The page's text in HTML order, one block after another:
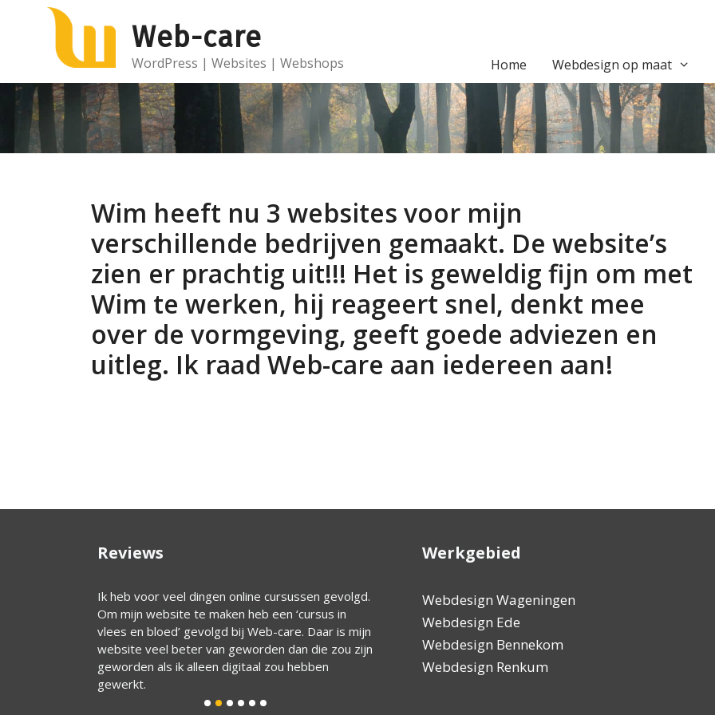
Web-care
WordPress | Websites | Webshops Home Webdesign op maat
Wim heeft nu 3 websites voor mijn
verschillende bedrijven gemaakt. De website’s
zien er prachtig uit!!! Het is geweldig fijn om met
Wim te werken, hij reageert snel, denkt mee
over de vormgeving, geeft goede adviezen en
uitleg. Ik raad Web-care aan iedereen aan!
Reviews
Ik heb voor veel dingen online cursussen gevolgd.
Om mijn website te maken heb een ‘cursus in
vlees en bloed’ gevolgd bij Web-care. Daar is mijn
website veel beter van geworden dan die zou zijn
geworden als ik alleen digitaal zou hebben
gewerkt.
Zeer goede, professionele en vriendelijke hulp.
Ook altijd heel snel met hulp, héél belangrijk!!
Wij zijn
redelijk
hielpen
met je
snel,
Werkgebied
Webdesign Wageningen
Webdesign Ede
Webdesign Bennekom
Webdesign Renkum